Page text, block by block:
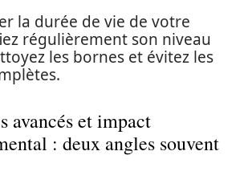
la durée de vie de votre
régulièrement son niveau
les bornes et évitez les
avancés et impact
: deux angles souvent